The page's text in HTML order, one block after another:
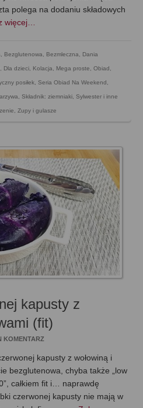
polega na dodaniu składowych
więcej…
Bezglutenowa Bezmleczna Dania
Dla dzieci Kolacja Mega proste Obiad
posiłek Seria Obiad Na Weekend
Składnik: ziemniaki Sylwester i inne
Zupy i gulasze
kapusty z
(fit)
KOMENTARZ
kapusty z wołowiną i
bezglutenowa, chyba także „low
całkiem fit i… naprawdę
czerwonej kapusty nie mają w